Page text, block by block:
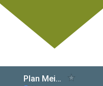
2 octobre 2019
Ma nuit au Studio Saglio
Bouge-les comme Nicki